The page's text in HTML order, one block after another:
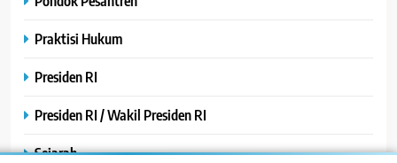
Praktisi Hukum
Presiden RI
Presiden RI / Wakil Presiden RI
Sejarah